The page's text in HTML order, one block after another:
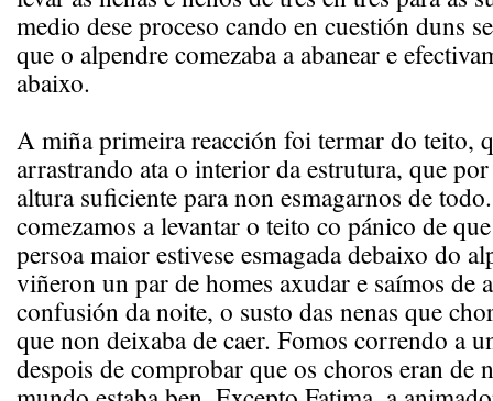
medio dese proceso cando en cuestión duns
que o alpendre comezaba a abanear e
abaixo.
A miña primeira reacción foi termar do teito,
arrastrando ata o interior da estrutura, que
altura suficiente para non esmagarnos de
comezamos a levantar o teito co pánico de
persoa maior estivese esmagada debaixo do
viñeron un par de homes axudar e saímos de
confusión da noite, o susto das nenas que
que non deixaba de caer. Fomos correndo a
despois de comprobar que os choros eran de